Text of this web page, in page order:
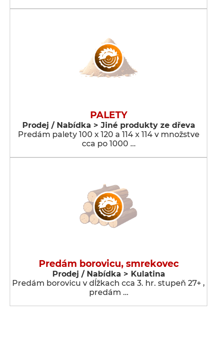
PALETY
Prodej / Nabídka > Jiné produkty ze dřeva
Predám palety 100 x 120 a 114 x 114 v množstve
cca po 1000 …
Predám borovicu, smrekovec
Prodej / Nabídka > Kulatina
Predám borovicu v dĺžkach cca 3. hr. stupeň 27+ ,
predám …